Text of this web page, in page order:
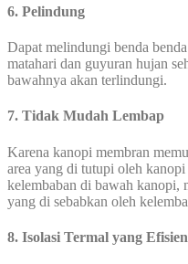
6. Pelindung
Dapat melindungi benda
matahari dan guyuran hujan
bawahnya akan terlindungi.
7. Tidak Mudah Lembap
Karena kanopi membran
area yang di tutupi oleh
kelembaban di bawah kanopi,
yang di sebabkan oleh
8. Isolasi Termal yang Efisien